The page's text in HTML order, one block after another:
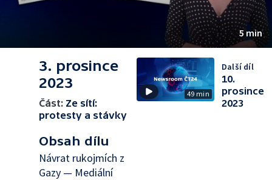
5 min
3. prosince
2023
Část: Ze sítí:
protesty a stávky
Obsah dílu
Návrat rukojmích z
Gazy — Mediální
49 min
Další díl
10.
prosince
2023